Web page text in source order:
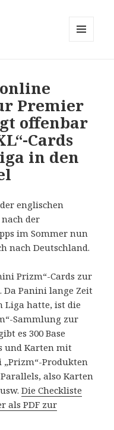
Premier
offenbar
Cards
in den
englischen
der
im Sommer nun
nach Deutschland.
Prizm“-Cards zur
Da Panini lange Zeit
Liga hatte, ist die
Sammlung zur
es 300 Base
und Karten mit
Produkten
also Karten
Die Checkliste
als PDF zur